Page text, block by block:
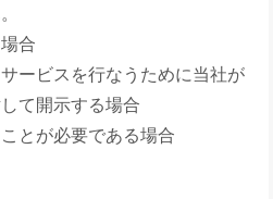
合
ービスを行なうために当社が
て開示する場合
とが必要である場合